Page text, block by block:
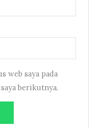
web saya pada
berikutnya.